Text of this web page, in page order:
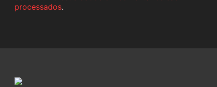
processados.